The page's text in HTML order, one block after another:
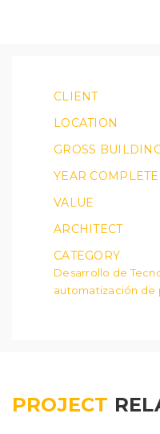
CLIENT
LOCATION
GROSS
YEAR
VALUE
ARCHITECT
CATEGORY
Desarrollo de
automatización de
PROJECT